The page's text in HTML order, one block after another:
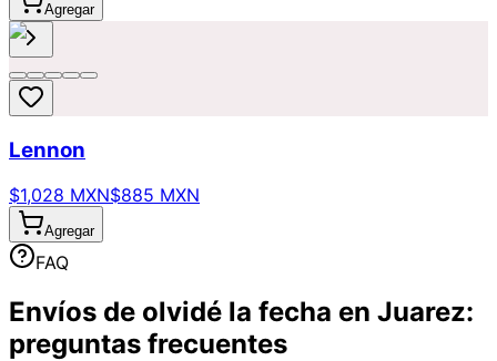
Agregar
Lennon
$1,028 MXN$885 MXN
Agregar
FAQ
Envíos de olvidé la fecha en Juarez:
preguntas frecuentes